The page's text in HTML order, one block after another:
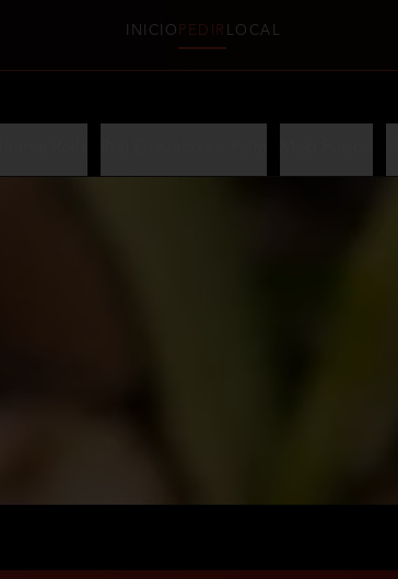
INICIO PEDIR LOCAL